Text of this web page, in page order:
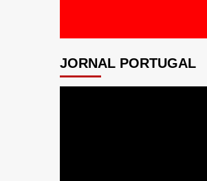
JORNAL PORTUGAL